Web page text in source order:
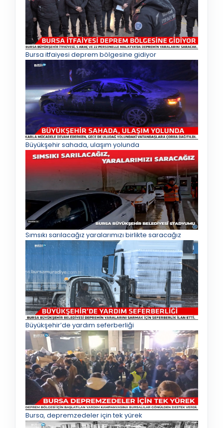
Bursa itfaiyesi deprem bölgesine gidiyor
Büyükşehir sahada, ulaşım yolunda
Sımsıkı sarılacağız yaralarımızı birlikte saracağız
Büyükşehir’de yardım seferberliği
Bursa, depremzedeler için tek yürek